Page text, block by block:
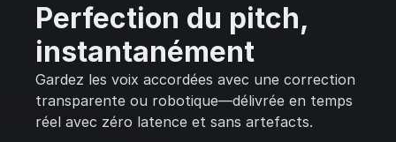
Perfection du pitch,
instantanément
Gardez les voix accordées avec une correction
transparente ou robotique—délivrée en temps
réel avec zéro latence et sans artefacts.